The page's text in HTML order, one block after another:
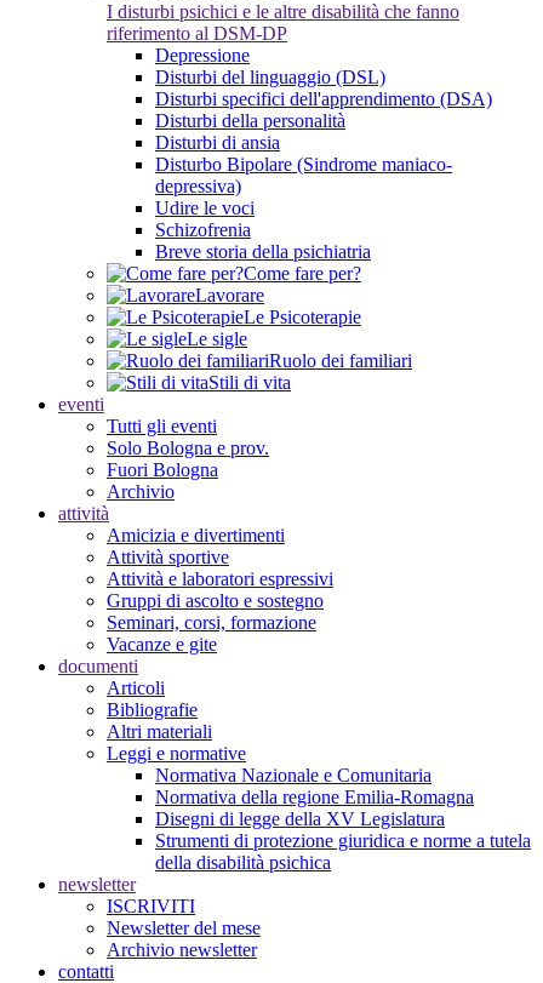
I disturbi psichici e le altre disabilità che fanno
riferimento al DSM-DP
Depressione
Disturbi del linguaggio (DSL)
Disturbi specifici dell'apprendimento (DSA)
Disturbi della personalità
Disturbi di ansia
Disturbo Bipolare (Sindrome maniaco-
depressiva)
Udire le voci
Schizofrenia
Breve storia della psichiatria
Come fare per?
Lavorare
Le Psicoterapie
Le sigle
Ruolo dei familiari
Stili di vita
eventi
Tutti gli eventi
Solo Bologna e prov.
Fuori Bologna
Archivio
attività
Amicizia e divertimenti
Attività sportive
Attività e laboratori espressivi
Gruppi di ascolto e sostegno
Seminari, corsi, formazione
Vacanze e gite
documenti
Articoli
Bibliografie
Altri materiali
Leggi e normative
Normativa Nazionale e Comunitaria
Normativa della regione Emilia-Romagna
Disegni di legge della XV Legislatura
Strumenti di protezione giuridica e norme a tutela
della disabilità psichica
newsletter
ISCRIVITI
Newsletter del mese
Archivio newsletter
contatti